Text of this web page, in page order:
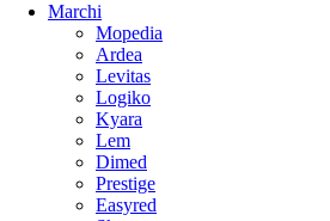
Marchi
Mopedia
Ardea
Levitas
Logiko
Kyara
Lem
Dimed
Prestige
Easyred